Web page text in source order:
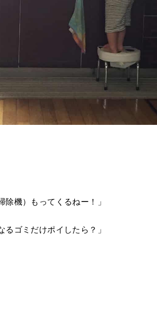
機）もってくるねー！」
ゴミだけポイしたら？」